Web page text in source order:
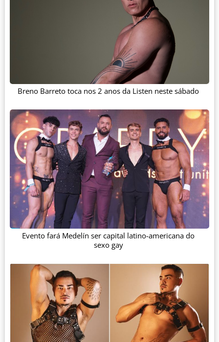
Breno Barreto toca nos 2 anos da Listen neste sábado
Evento fará Medelín ser capital latino-americana do
sexo gay